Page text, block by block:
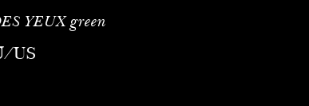
YEUXgreen
/US
Wroclaw, en Pologne. Lorsqu'elle était